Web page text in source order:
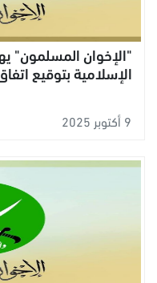
"الإخوان المسلمون"
الإسلامية بتوقيع
9 أكتوبر 2025